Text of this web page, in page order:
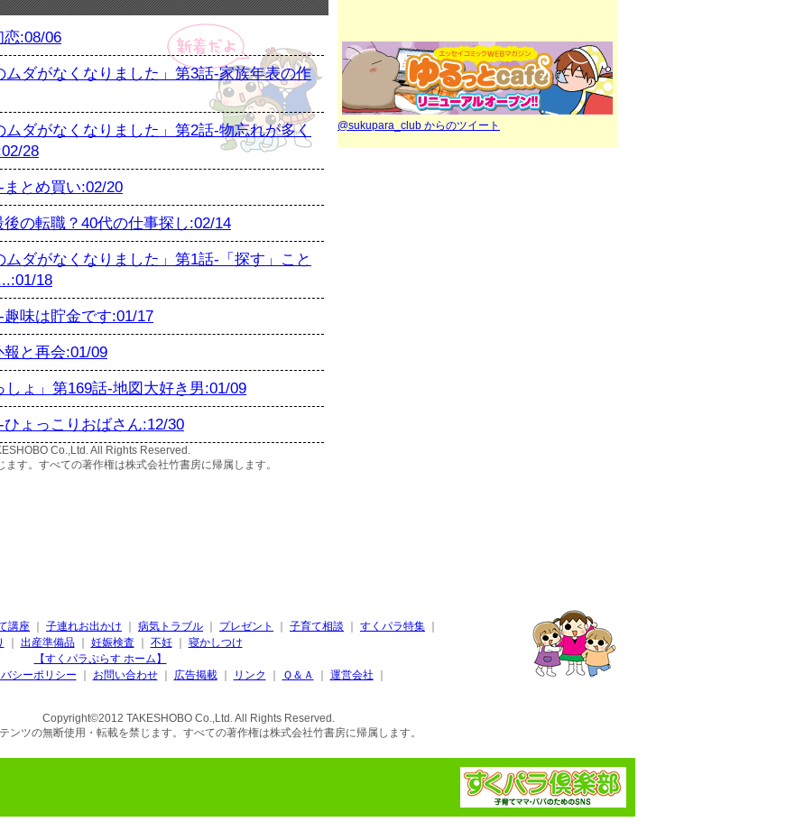
恋:08/06
ムダがなくなりました」第3話-家族年表の作
ムダがなくなりました」第2話-物忘れが多く
28
まとめ買い:02/20
の転職？40代の仕事探し:02/14
ムダがなくなりました」第1話-「探す」こと
18
趣味は貯金です:01/17
報と再会:01/09
しょ」第169話-地図大好き男:01/09
ひょっこりおばさん:12/30
Co.,Ltd. All Rights Reserved.
す。すべての著作権は株式会社竹書房に帰属します。
@sukupara_club からのツイート
講座 子連れお出かけ 病気トラブル プレゼント 子育て相談 すくパラ特集
出産準備品 妊娠検査 不妊
寝かしつけ
【すくパラぷらす ホーム】
シーポリシー お問い合わせ 広告掲載 リンク Ｑ＆Ａ 運営会社
Copyright©2012 TAKESHOBO Co.,Ltd. All Rights Reserved.
ンツの無断使用・転載を禁じます。すべての著作権は株式会社竹書房に帰属します。